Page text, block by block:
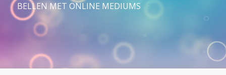
BELLEN MET ONLINE MEDIUMS